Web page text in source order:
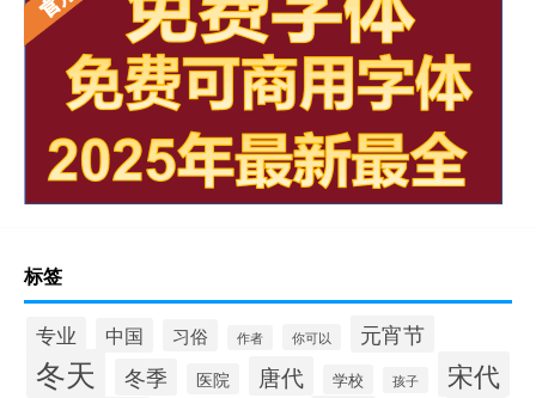
标签
专业 中国 习俗 作者 你可以 元宵节
冬天 冬季 医院 唐代 学校 孩子 宋代